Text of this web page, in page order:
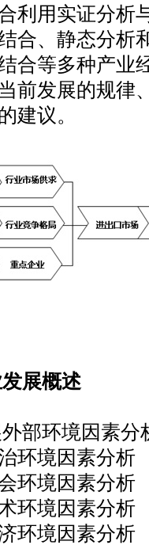
利用实证分析
合、静态分析
合等多种产业
前发展的规律
建议。
展概述
部环境因素分
境因素分析
境因素分析
境因素分析
境因素分析